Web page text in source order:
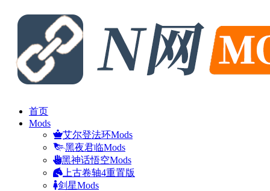
首页
Mods
艾尔登法环Mods
黑夜君临Mods
黑神话悟空Mods
上古卷轴4重置版
剑星Mods